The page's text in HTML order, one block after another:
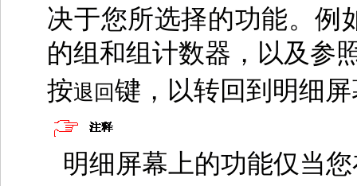
决于您所选择的功能。例
的组和组计数器，以及参
按退回键，以转回到明细
明细屏幕上的功能仅当